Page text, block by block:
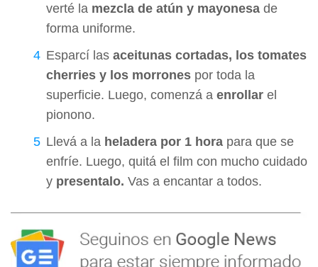
verté la mezcla de atún y mayonesa de
forma uniforme.
Esparcí las aceitunas cortadas, los tomates
cherries y los morrones por toda la
superficie. Luego, comenzá a enrollar el
pionono.
Llevá a la heladera por 1 hora para que se
enfríe. Luego, quitá el film con mucho cuidado
y presentalo. Vas a encantar a todos.